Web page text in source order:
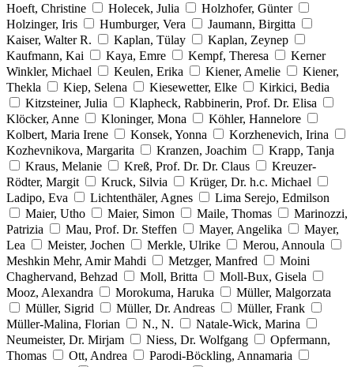
Hoeft, Christine
Holecek, Julia
Holzhofer, Günter
Holzinger, Iris
Humburger, Vera
Jaumann, Birgitta
Kaiser, Walter R.
Kaplan, Tülay
Kaplan, Zeynep
Kaufmann, Kai
Kaya, Emre Kempf, Theresa
Kerner
Winkler, Michael
Keulen, Erika Kiener, Amelie
Kiener,
Thekla
Kiep, Selena Kiesewetter, Elke
Kirkici, Bedia
Kitzsteiner, Julia
Klapheck, Rabbinerin, Prof. Dr. Elisa
Klöcker, Anne
Kloninger, Mona
Köhler, Hannelore
Kolbert, Maria Irene
Konsek, Yonna
Korzhenevich, Irina
Kozhevnikova, Margarita
Kranzen, Joachim
Krapp, Tanja
Kraus, Melanie
Kreß, Prof. Dr. Dr. Claus
Kreuzer-
Rödter, Margit
Kruck, Silvia
Krüger, Dr. h.c. Michael
Ladipo, Eva
Lichtenthäler, Agnes
Lima Serejo, Edmilson
Maier, Utho
Maier, Simon Maile, Thomas
Marinozzi,
Patrizia
Mau, Prof. Dr. Steffen Mayer, Angelika
Mayer,
Lea
Meister, Jochen Merkle, Ulrike
Merou, Annoula
Meshkin Mehr, Amir Mahdi
Metzger, Manfred
Moini
Chaghervand, Behzad
Moll, Britta
Moll-Bux, Gisela
Mooz, Alexandra
Morokuma, Haruka
Müller, Malgorzata
Müller, Sigrid
Müller, Dr. Andreas
Müller, Frank
Müller-Malina, Florian
N., N.
Natale-Wick, Marina
Neumeister, Dr. Mirjam
Niess, Dr. Wolfgang
Opfermann,
Thomas
Ott, Andrea
Parodi-Böckling, Annamaria